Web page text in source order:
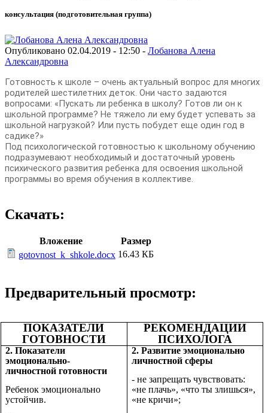
консультация (подготовительная группа)
Опубликовано 02.04.2019 - 12:50 - Лобанова Алена
Александровна
Готовность к школе – очень актуальный вопрос для многих
родителей шестилетних деток. Они часто задаются
вопросами: «Пускать ли ребенка в школу? Готов ли он к
школьной программе? Не тяжело ли ему будет успевать за
школьной нагрузкой? Или пусть побудет еще один год в
садике?»
Под психологической готовностью к школьному обучению
подразумевают необходимый и достаточный уровень
психического развития ребенка для освоения школьной
программы во время обучения в коллективе.
Скачать:
Вложение
Размер
gotovnost_k_shkole.docx 16.43 КБ
Предварительный просмотр:
ПОКАЗАТЕЛИ
ГОТОВНОСТИ
РЕКОМЕНДАЦИИ
ПСИХОЛОГА
2. Показатели
эмоционально-
личностной готовности
Ребенок эмоционально
устойчив.
2. Развитие эмоционально
личностной сферы
- не запрещать чувствовать:
«не плачь», «что ты злишься»,
«не кричи»;